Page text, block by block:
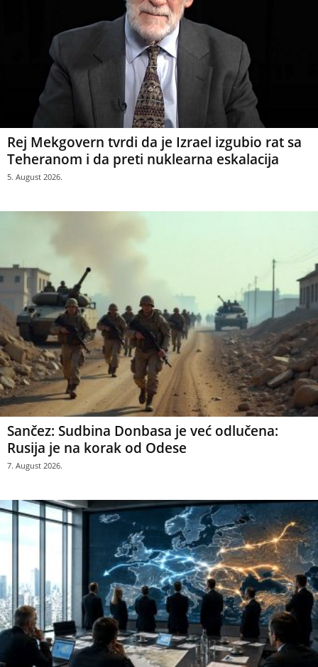
Rej Mekgovern tvrdi da je Izrael izgubio rat sa
Teheranom i da preti nuklearna eskalacija
5. August 2026.
Sančez: Sudbina Donbasa je već odlučena:
Rusija je na korak od Odese
7. August 2026.